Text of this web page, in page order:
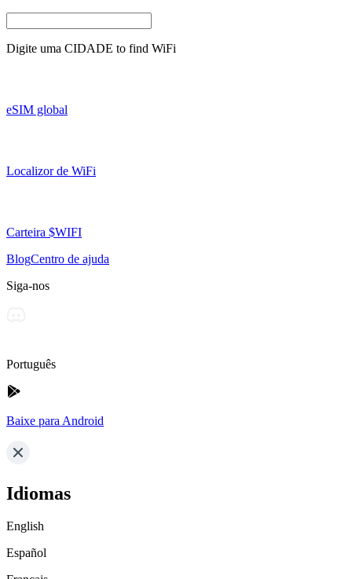
Digite uma CIDADE to find WiFi
eSIM global
Localizor de WiFi
Carteira $WIFI
BlogCentro de ajuda
Siga-nos
Português
Baixe para Android
Idiomas
English
Español